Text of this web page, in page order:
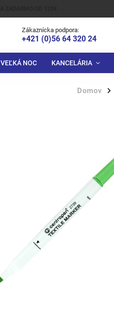
Zákaznícka podpora:
+421 (0)56 64 320 24
VEĽKÁ NOC KANCELÁRIA
Domov /